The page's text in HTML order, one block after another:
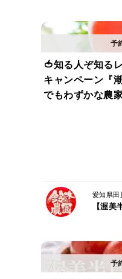
🍅知る人ぞ知る
キャンペーン『
でもわずかな農
愛知県田
【渥美